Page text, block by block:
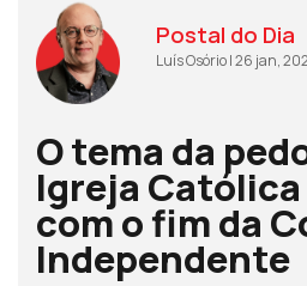
Postal do Dia
Luís Osório | 26 jan,
O tema da
Igreja
com o fim da
Independente